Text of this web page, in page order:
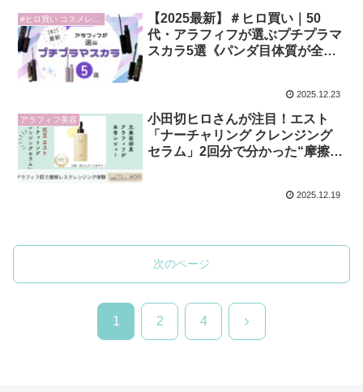
【2025最新】＃ヒロ買い｜50
代・アラフィフが選ぶプチプラマ
スカラ5選《パンダ目体質が全部
2025.12.23
アラフィフ美容
小田切ヒロさんが注目！エスト
「ナーチャリング クレンジング
セラム」2回分で分かった“摩擦レ
2025.12.19
次のページ
1 2 4 次